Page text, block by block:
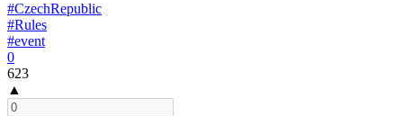
#CzechRepublic
#Rules
#event
0
623
▲